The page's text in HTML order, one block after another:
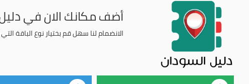
أضف مكانك الان في
الانضمام لنا سهل قم بختيار نوع الباقة